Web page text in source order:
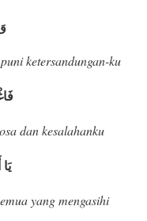
ketersandungan-ku
dan kesalahanku
yang mengasihi